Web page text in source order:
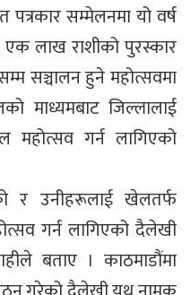
सम्मेलनमा यो वर्ष
लाख राशीको पुरस्कार
सञ्चालन हुने महोत्सवमा
माध्यमबाट जिल्लालाई
गर्न लागिएको
र उनीहरूलाई खेलतर्फ
गर्न लागिएको दैलेखी
बताए । काठमाडौंमा